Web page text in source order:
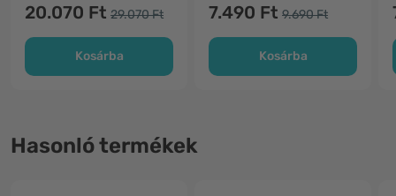
20.070 Ft 29.070 Ft
Kosárba
7.490 Ft 9.690 Ft
Kosárba
Hasonló termékek